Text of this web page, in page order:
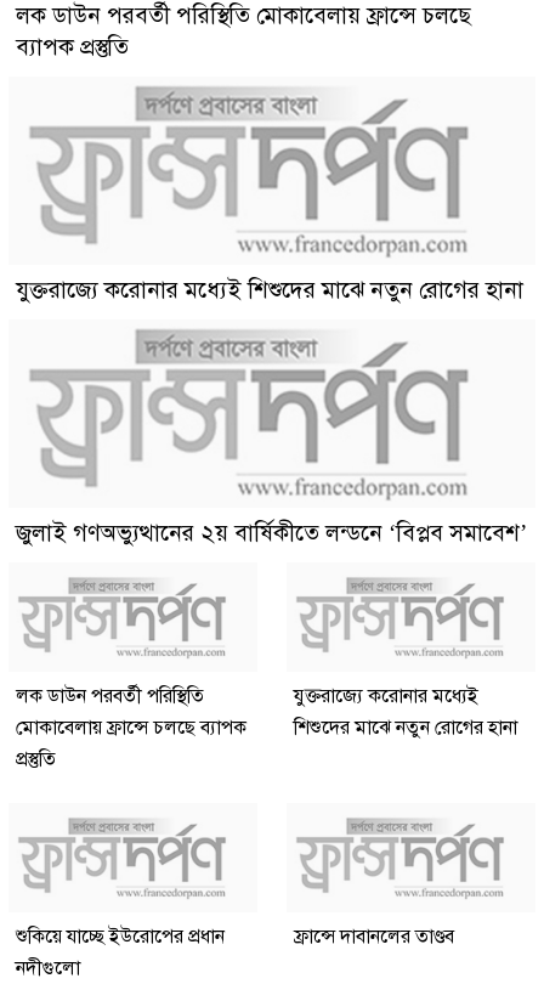
লক ডাউন পরবর্তী পরিস্থিতি মোকাবেলায় ফ্রান্সে চলছে
ব্যাপক প্রস্তুতি
যুক্তরাজ্যে করোনার মধ্যেই শিশুদের মাঝে নতুন রোগের হানা
জুলাই গণঅভ্যুত্থানের ২য় বার্ষিকীতে লন্ডনে ‘বিপ্লব সমাবেশ’
লক ডাউন পরবর্তী পরিস্থিতি
মোকাবেলায় ফ্রান্সে চলছে ব্যাপক
প্রস্তুতি
যুক্তরাজ্যে করোনার মধ্যেই
শিশুদের মাঝে নতুন রোগের হানা
শুকিয়ে যাচ্ছে ইউরোপের প্রধান
নদীগুলো
ফ্রান্সে দাবানলের তাণ্ডব